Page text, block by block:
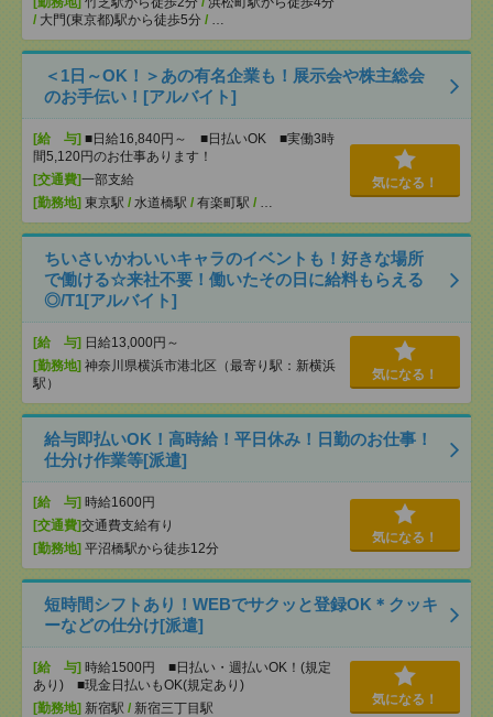
/ 大門(東京都)駅から徒歩5分 / …
＜1日～OK！＞あの有名企業も！展示会や株主総会
のお手伝い！[アルバイト]
[給 与] ■日給16,840円～ ■日払いOK ■実働3時
間5,120円のお仕事あります！
[交通費]一部支給
[勤務地] 東京駅 / 水道橋駅 / 有楽町駅 / …
気になる！
ちいさいかわいいキャラのイベントも！好きな場所
で働ける☆来社不要！働いたその日に給料もらえる
◎/T1[アルバイト]
[給 与] 日給13,000円～
[勤務地] 神奈川県横浜市港北区（最寄り駅：新横浜
駅）
気になる！
給与即払いOK！高時給！平日休み！日勤のお仕事！
仕分け作業等[派遣]
[給 与] 時給1600円
[交通費]交通費支給有り
[勤務地] 平沼橋駅から徒歩12分
気になる！
短時間シフトあり！WEBでサクッと登録OK＊クッキ
ーなどの仕分け[派遣]
[給 与] 時給1500円 ■日払い・週払いOK！(規定
あり) ■現金日払いもOK(規定あり)
[勤務地] 新宿駅 / 新宿三丁目駅
気になる！